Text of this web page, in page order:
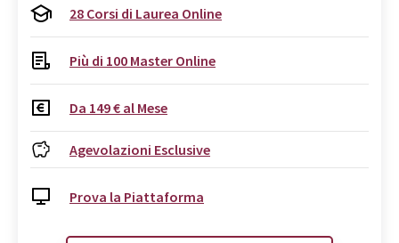
28 Corsi di Laurea Online
Più di 100 Master Online
Da 149 € al Mese
Agevolazioni Esclusive
Prova la Piattaforma